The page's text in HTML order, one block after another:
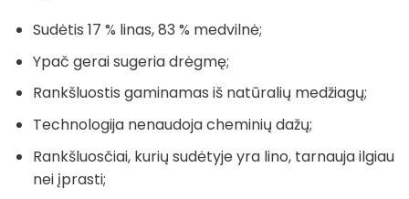
Sudėtis 17 % linas, 83 % medvilnė;
Ypač gerai sugeria drėgmę;
Rankšluostis gaminamas iš natūralių medžiagų;
Technologija nenaudoja cheminių dažų;
Rankšluosčiai, kurių sudėtyje yra lino, tarnauja ilgiau
nei įprasti;